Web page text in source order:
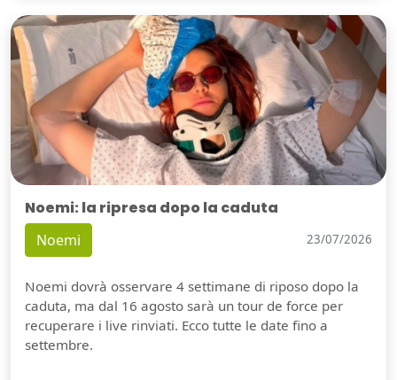
Noemi: la ripresa dopo la caduta
Noemi 23/07/2026
Noemi dovrà osservare 4 settimane di riposo dopo la
caduta, ma dal 16 agosto sarà un tour de force per
recuperare i live rinviati. Ecco tutte le date fino a
settembre.